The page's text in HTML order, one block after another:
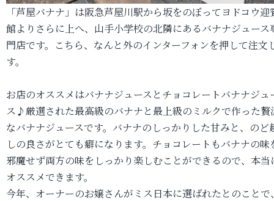
「芦屋バナナ」は阪急芦屋川駅から坂をのぼってヨドコウ迎
館よりさらに上へ、山手小学校の北隣にあるバナナジュース
門店です。こちら、なんと外のインターフォンを押して注文
す。
お店のオススメはバナナジュースとチョコレートバナナジュ
ス♪厳選された最高級のバナナと最上級のミルクで作った贅
なバナナジュースです。バナナのしっかりした甘みと、のど
しの良さがとても癖になります。チョコレートもバナナの味
邪魔せず両方の味をしっかり楽しむことができるので、本当
オススメできます。
今年、オーナーのお嬢さんがミス日本に選ばれたとのことで